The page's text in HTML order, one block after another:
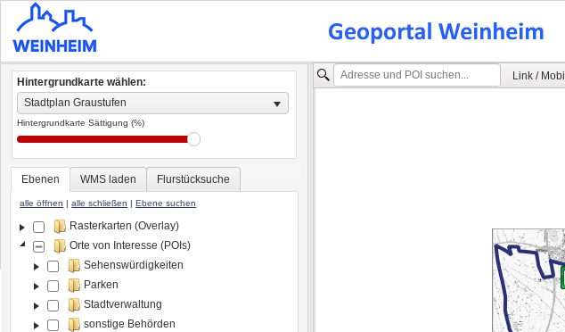
Hintergrundkarte wählen:
Stadtplan Graustufen
Hintergrundkarte Sättigung (%)
Ebenen WMS laden Flurstücksuche
alle öffnen |alle schließen |Ebene suchen
Rasterkarten (Overlay)
Orte von Interesse (POIs)
Sehenswürdigkeiten
Parken
Stadtverwaltung
sonstige Behörden
Link / Mobil